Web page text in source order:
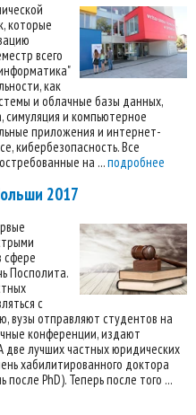
которые
всего
как
и облачные базы данных,
симуляция и компьютерное
приложения и интернет-
кибербезопасность. Все
на ...подробнее
2017
сфере
Посполита.
с
вузы отправляют студентов на
конференции, издают
две лучших частных юридических
хабилитированного доктора
PhD). Теперь после того ...